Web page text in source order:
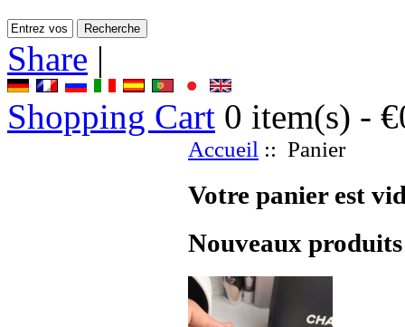
Share |
Shopping Cart 0 item(s) -
Accueil :: Panier
Votre panier est
Nouveaux